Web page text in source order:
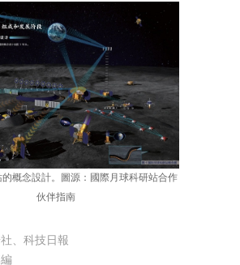
的概念設計。圖源：國際月球科研站合作
伙伴指南
、科技日報